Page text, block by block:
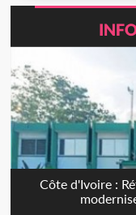
Côte d'Ivoire :